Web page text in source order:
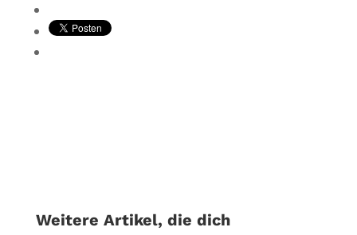
Weitere Artikel, die dich